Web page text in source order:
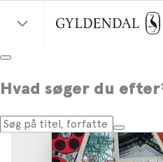
Hvad søger du